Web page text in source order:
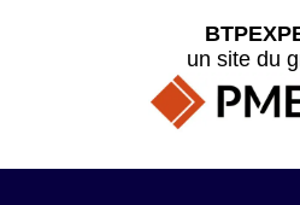
un site du